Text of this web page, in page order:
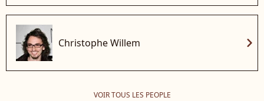
Christophe Willem chevron_right
VOIR TOUS LES PEOPLE